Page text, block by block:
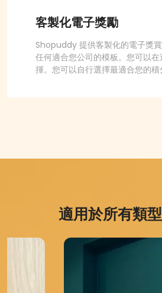
客製化電子獎勵
Shopuddy 提供客製化的電子獎
任何適合您公司的模板。您可以
揮。您可以自行選擇最適合您的積
適用於所有類